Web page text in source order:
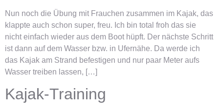
Nun noch die Übung mit Frauchen zusammen im Kajak, das
klappte auch schon super, freu. Ich bin total froh das sie
nicht einfach wieder aus dem Boot hüpft. Der nächste Schritt
ist dann auf dem Wasser bzw. in Ufernähe. Da werde ich
das Kajak am Strand befestigen und nur paar Meter aufs
Wasser treiben lassen, […]
Kajak-Training